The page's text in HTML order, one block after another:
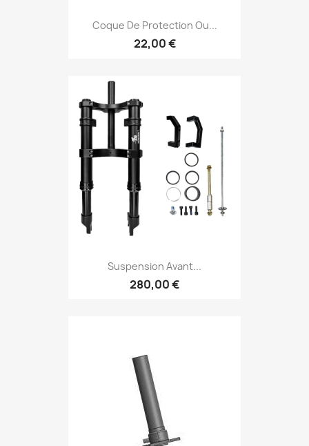
Coque De Protection Ou...
22,00 €
Suspension Avant...
280,00 €